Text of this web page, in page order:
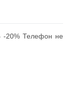
-20% Телефон не